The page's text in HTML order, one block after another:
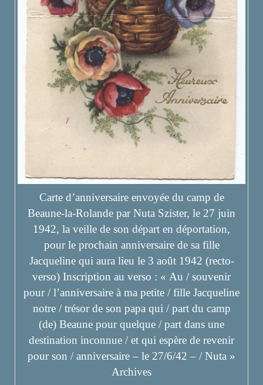
Carte d’anniversaire envoyée du camp de
Beaune-la-Rolande par Nuta Szister, le 27 juin
1942, la veille de son départ en déportation,
pour le prochain anniversaire de sa fille
Jacqueline qui aura lieu le 3 août 1942 (recto-
verso) Inscription au verso : « Au / souvenir
pour / l’anniversaire à ma petite / fille Jacqueline
notre / trésor de son papa qui / part du camp
(de) Beaune pour quelque / part dans une
destination inconnue / et qui espère de revenir
pour son / anniversaire – le 27/6/42 – / Nuta »
Archives